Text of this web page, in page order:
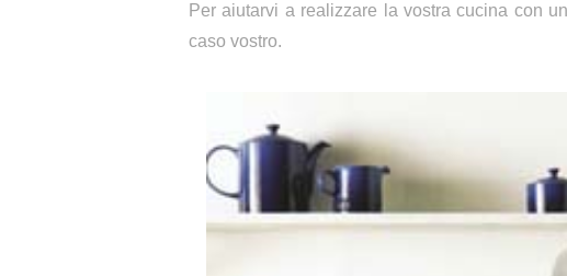
Per aiutarvi a realizzare la vostra cucina con un
caso vostro.